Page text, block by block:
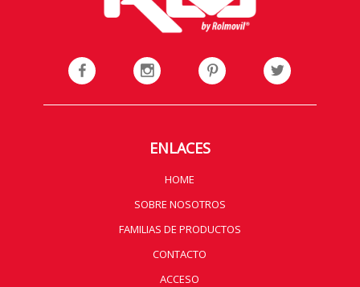
ENLACES
HOME
SOBRE NOSOTROS
FAMILIAS DE PRODUCTOS
CONTACTO
ACCESO